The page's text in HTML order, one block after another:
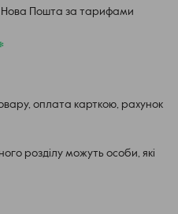
Нова Пошта за тарифами
оплата карткою, рахунок
розділу можуть особи, які